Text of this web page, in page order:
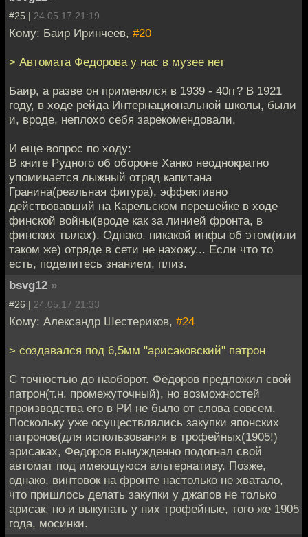
#25 | 24.05.17 21:19
Кому: Баир Иринчеев, #20
> Автомата Федорова у нас в музее нет
Баир, а разве он применялся в 1939 - 40гг? В 1921
году, в ходе рейда Интернациональной школы, были
и, вроде, неплохо себя зарекомендовали.
И еще вопрос по ходу:
В книге Рудного об обороне Ханко неоднократно
упоминается лыжный отряд капитана
Гранина(реальная фигура), эффективно
действовавший на Карельском перешейке в ходе
финской войны(вроде как за линией фронта, в
финских тылах). Однако, никакой инфы об этом(или
таком же) отряде в сети не нахожу... Если что то
есть, поделитесь знанием, плиз.
bsvg12 »
#26 | 24.05.17 21:33
Кому: Александр Шестериков, #24
> создавался под 6,5мм "арисаковский" патрон
С точностью до наоборот. Фёдоров предложил свой
патрон(т.н. промежуточный), но возможностей
производства его в РИ не было от слова совсем.
Поскольку уже осуществлялись закупки японских
патронов(для использования в трофейных(1905!)
арисаках, Федоров вынужденно подогнал свой
автомат под имеющуюся альтернативу. Позже,
однако, винтовок на фронте настолько не хватало,
что пришлось делать закупки у джапов не только
арисак, но и выкупать у них трофейные, того же 1905
года, мосинки.